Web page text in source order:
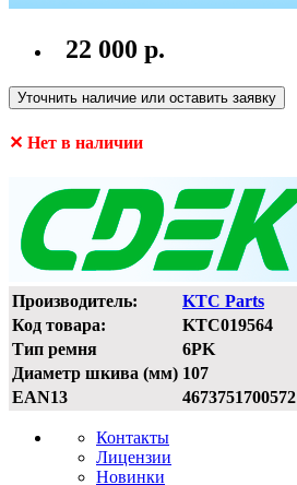
22 000 р.
Уточнить наличие или оставить заявку
✕ Нет в наличии
Производитель:
KTC Parts
Код товара:
KTC019564
Тип ремня
6PK
Диаметр шкива (мм) 107
EAN13
4673751700572
Контакты
Лицензии
Новинки